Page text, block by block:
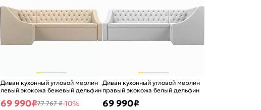
Диван кухонный угловой мерлин
левый экокожа бежевый дельфин
69 990₽77 767 ₽-10%
Диван кухонный угловой мерлин
правый экокожа белый дельфин
69 990₽